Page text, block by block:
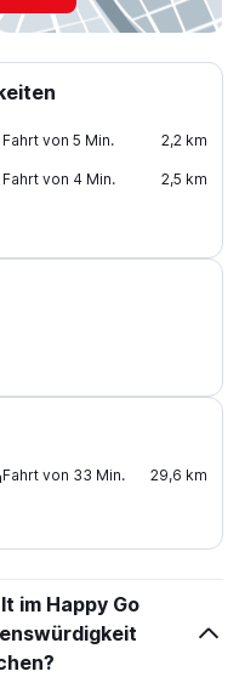
Fahrt von 5 Min. 2,2 km
Fahrt von 4 Min. 2,5 km
Fahrt von 33 Min. 29,6 km
im Happy Go